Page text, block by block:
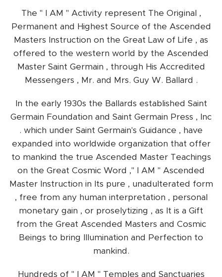
The " I AM " Activity represent The Original ,
Permanent and Highest Source of the Ascended
Masters Instruction on the Great Law of Life , as
offered to the western world by the Ascended
Master Saint Germain , through His Accredited
Messengers , Mr. and Mrs. Guy W. Ballard .
In the early 1930s the Ballards established Saint
Germain Foundation and Saint Germain Press , Inc
. which under Saint Germain's Guidance , have
expanded into worldwide organization that offer
to mankind the true Ascended Master Teachings
on the Great Cosmic Word ," I AM " Ascended
Master Instruction in Its pure , unadulterated form
, free from any human interpretation , personal
monetary gain , or proselytizing , as It is a Gift
from the Great Ascended Masters and Cosmic
Beings to bring Illumination and Perfection to
mankind.
Hundreds of " I AM " Temples and Sanctuaries